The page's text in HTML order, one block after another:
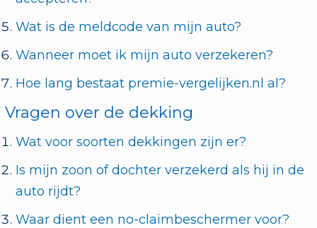
Wat is de meldcode van mijn auto?
Wanneer moet ik mijn auto verzekeren?
Hoe lang bestaat premie-vergelijken.nl al?
Vragen over de dekking
Wat voor soorten dekkingen zijn er?
Is mijn zoon of dochter verzekerd als hij in de
auto rijdt?
Waar dient een no-claimbeschermer voor?